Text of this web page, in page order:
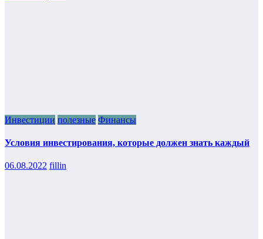
Инвестиции полезные Финансы
Условия инвестирования, которые должен знать каждый
06.08.2022 fillin